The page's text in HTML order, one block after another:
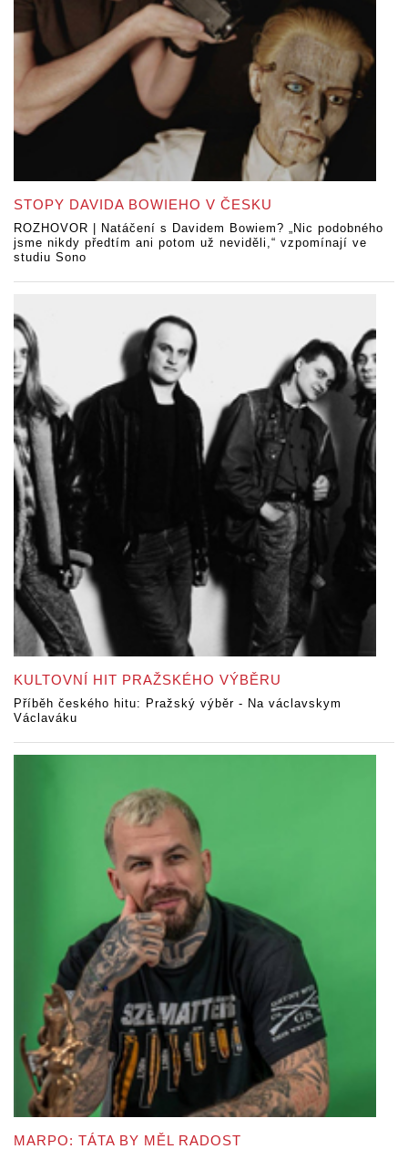
STOPY DAVIDA BOWIEHO V ČESKU
ROZHOVOR | Natáčení s Davidem Bowiem? „Nic podobného
jsme nikdy předtím ani potom už neviděli,“ vzpomínají ve
studiu Sono
KULTOVNÍ HIT PRAŽSKÉHO VÝBĚRU
Příběh českého hitu: Pražský výběr - Na václavskym
Václaváku
MARPO: TÁTA BY MĚL RADOST